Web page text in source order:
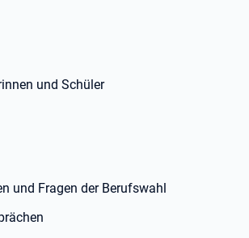
und Schüler
und Fragen der Berufswahl